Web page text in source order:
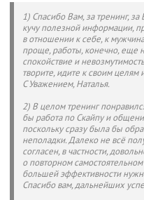
1) Спасибо Вам, за тренинг,
кучу полезной информации,
в отношении к себе, к
проще, работы, конечно, еще
спокойствие и
творите, идите к своим целям
С Уважением, Наталья.
2) В целом тренинг
бы работа по Скайпу и
поскольку сразу была бы
неполадки. Далеко не всё
согласен, в частности,
о повторном
большей эффективности
Спасибо вам, дальнейших